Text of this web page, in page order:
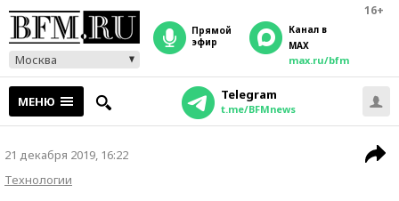
16+
Москва
прямой
эфир
Канал в
MAX
max.ru/bfm
МЕНЮ Telegram
t.me/BFMnews
21 декабря 2019, 16:22
Технологии